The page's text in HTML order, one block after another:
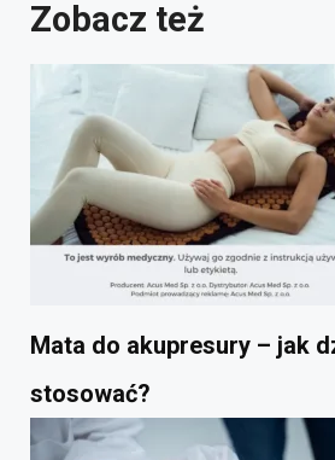
Zobacz też
Mata do akupresury – jak
stosować?